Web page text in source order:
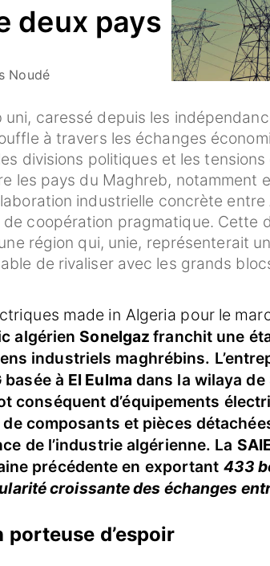
deux pays
Noudé
uni, caressé depuis les
à travers les échanges
divisions politiques et les
les pays du Maghreb, notamment
industrielle concrète
de coopération pragmatique. Cette
région qui, unie, représenterait
de rivaliser avec les grands
made in Algeria pour le
algérien Sonelgazfranchit une
industriels maghrébins.
basée à El Eulma dans la wilaya
conséquent d’équipements
composants et pièces
de l’industrie algérienne. La
précédente en exportant 433
croissante des échanges
d’espoir